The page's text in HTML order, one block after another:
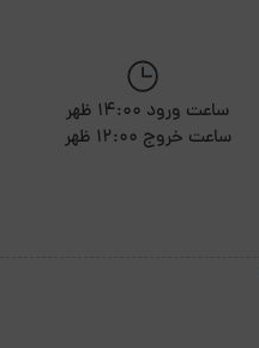
ساعت ورود 14:00 ظهر
ساعت خروج 12:00 ظهر